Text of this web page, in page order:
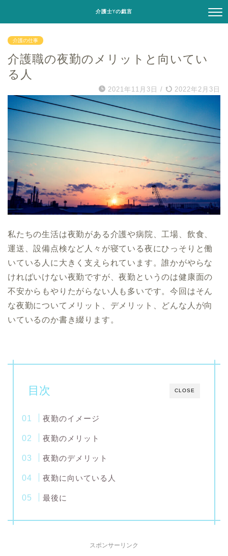
介護士Yの戯言
介護の仕事
介護職の夜勤のメリットと向いてい
る人
2021年11月3日 / 2022年2月3日
私たちの生活は夜勤がある介護や病院、工場、飲食、
運送、設備点検など人々が寝ている夜にひっそりと働
いている人に大きく支えられています。誰かがやらな
ければいけない夜勤ですが、夜勤というのは健康面の
不安からもやりたがらない人も多いです。今回はそん
な夜勤についてメリット、デメリット、どんな人が向
いているのか書き綴ります。
CLOSE
目次
夜勤のイメージ
夜勤のメリット
夜勤のデメリット
夜勤に向いている人
最後に
スポンサーリンク